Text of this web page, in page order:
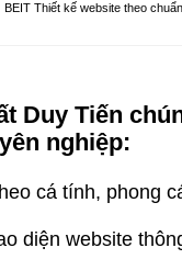
BEIT Thiết kế website theo
Duy Tiến
nghiệp:
cá tính, phong
diện website